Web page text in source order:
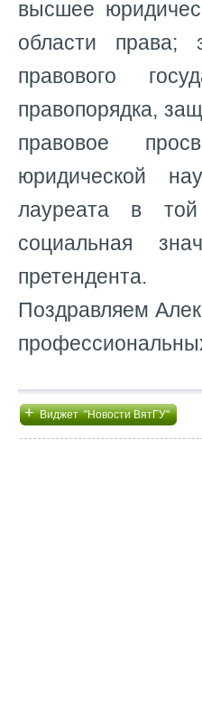
высшее
области права;
правового
правопорядка,
правовое
юридической
лауреата в
социальная
претендента.
Поздравляем
+Виджет "Новости ВятГУ"